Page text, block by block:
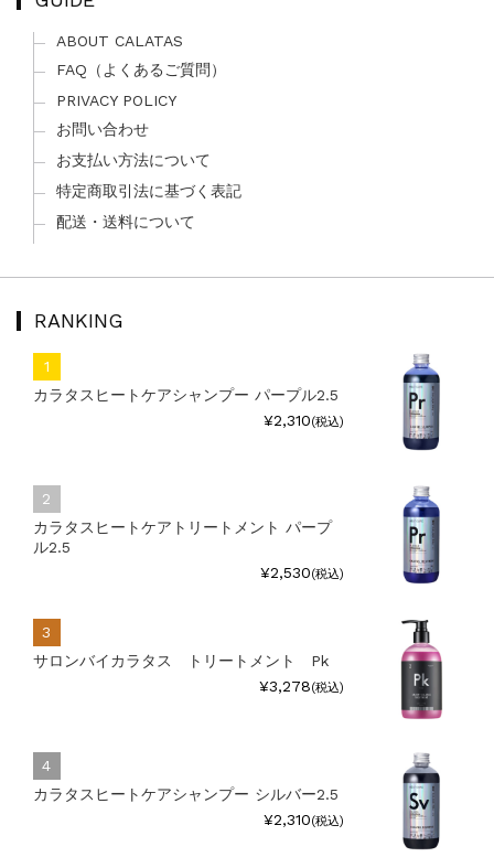
ABOUT CALATAS
FAQ（よくあるご質問）
PRIVACY POLICY
お問い合わせ
お支払い方法について
特定商取引法に基づく表記
配送・送料について
RANKING
カラタスヒートケアシャンプー パープル2.5
¥2,310(税込)
カラタスヒートケアトリートメント パープ
ル2.5
¥2,530(税込)
サロンバイカラタス トリートメント Pk
¥3,278(税込)
カラタスヒートケアシャンプー シルバー2.5
¥2,310(税込)